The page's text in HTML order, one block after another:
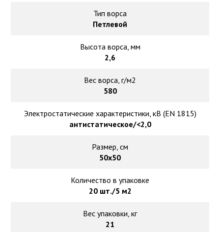
Тип ворса
Петлевой
Высота ворса, мм
2,6
Вес ворса, г/м2
580
Электростатические характеристики, кВ (EN 1815)
антистатическое/<2,0
Размер, см
50х50
Количество в упаковке
20 шт./5 м2
Вес упаковки, кг
21